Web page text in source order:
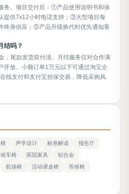
务。项目交付后：①产品使用说明书和保
提供7x12小时电话支持；③大型项目每
终身供应；⑤产品升级换代时优先通知客
结吗？
，尾款发货前付清。月结服务仅对合作满
开放。小额订单1万元以下可通过淘宝企
线支付和支付宝担保交易，降低采购风
声学设计 标准解读
报告厅
候车椅 医院家具
铝合金
机场椅 活动课桌椅
等候椅